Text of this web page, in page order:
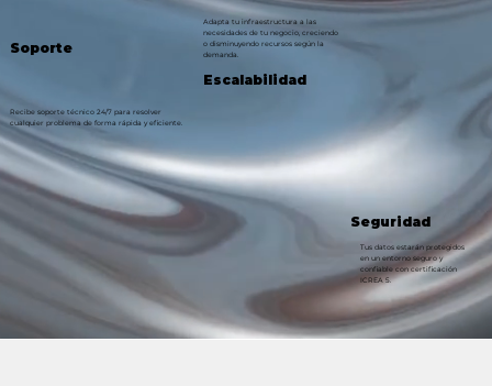
Soporte
Recibe soporte técnico 24/7 para resolver
cualquier problema de forma rápida y eficiente.
Adapta tu infraestructura a las
necesidades de tu negocio, creciendo
o disminuyendo recursos según la
demanda.
Escalabilidad
Seguridad
Tus datos estarán protegidos
en un entorno seguro y
confiable con certificación
ICREA 5.